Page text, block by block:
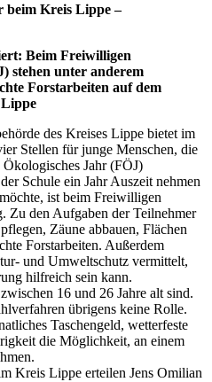
beim Kreis Lippe –
Beim Freiwilligen
stehen unter anderem
Forstarbeiten auf dem
des Kreises Lippe bietet im
Stellen für junge Menschen, die
Jahr (FÖJ)
Schule ein Jahr Auszeit nehmen
ist beim Freiwilligen
Zu den Aufgaben der Teilnehmer
Zäune abbauen, Flächen
Forstarbeiten. Außerdem
und Umweltschutz vermittelt,
hilfreich sein kann.
16 und 26 Jahre alt sind.
übrigens keine Rolle.
Taschengeld, wetterfeste
die Möglichkeit, an einem
Kreis Lippe erteilen Jens Omilian